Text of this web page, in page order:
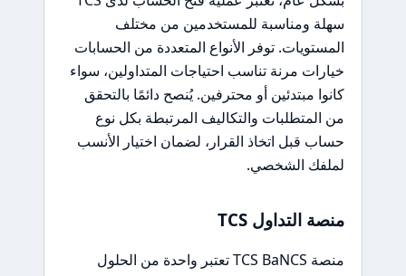
سهلة ومناسبة للمستخدمين من مختلف
المستويات. توفر الأنواع المتعددة من الحسابات
خيارات مرنة تناسب احتياجات المتداولين، سواء
كانوا مبتدئين أو محترفين. يُنصح دائمًا بالتحقق
من المتطلبات والتكاليف المرتبطة بكل نوع
حساب قبل اتخاذ القرار، لضمان اختيار الأنسب
لملفك الشخصي.
منصة التداول TCS
منصة TCS BaNCS تعتبر واحدة من الحلول